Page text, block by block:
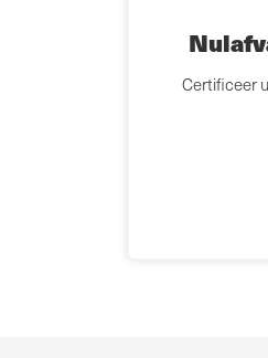
Certificeer